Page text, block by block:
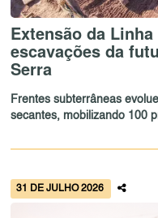
Extensão da
escavações da
Serra
Frentes subterrâneas
secantes, mobilizando 100
31 DE JULHO 2026